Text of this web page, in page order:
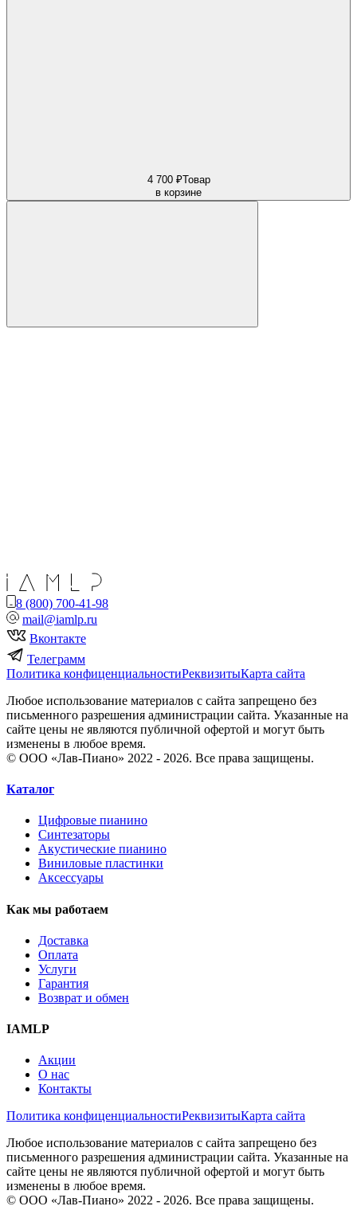
4 700 ₽Товар
в корзине
8 (800) 700-41-98
mail@iamlp.ru
Вконтакте
Телеграмм
Политика конфиценциальностиРеквизитыКарта сайта
Любое использование материалов с сайта запрещено без
письменного разрешения администрации сайта. Указанные на
сайте цены не являются публичной офертой и могут быть
изменены в любое время.
© ООО «Лав-Пиано» 2022 - 2026. Все права защищены.
Каталог
Цифровые пианино
Синтезаторы
Акустические пианино
Виниловые пластинки
Аксессуары
Как мы работаем
Доставка
Оплата
Услуги
Гарантия
Возврат и обмен
IAMLP
Акции
О нас
Контакты
Политика конфиценциальностиРеквизитыКарта сайта
Любое использование материалов с сайта запрещено без
письменного разрешения администрации сайта. Указанные на
сайте цены не являются публичной офертой и могут быть
изменены в любое время.
© ООО «Лав-Пиано» 2022 - 2026. Все права защищены.